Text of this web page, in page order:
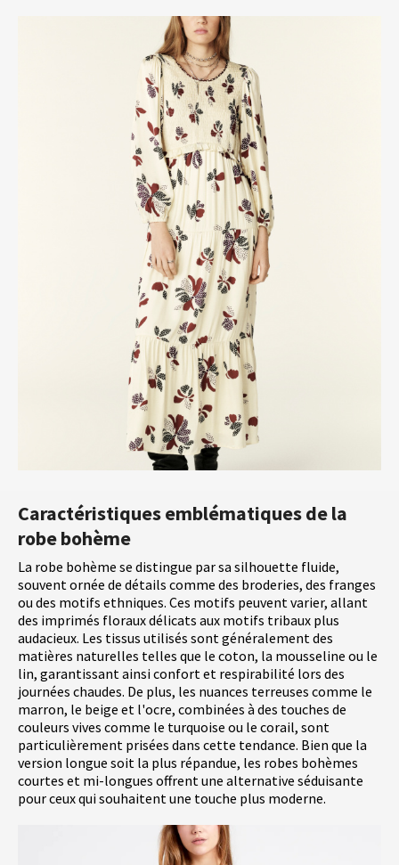
Caractéristiques emblématiques de la
robe bohème
La robe bohème se distingue par sa silhouette fluide,
souvent ornée de détails comme des broderies, des franges
ou des motifs ethniques. Ces motifs peuvent varier, allant
des imprimés floraux délicats aux motifs tribaux plus
audacieux. Les tissus utilisés sont généralement des
matières naturelles telles que le coton, la mousseline ou le
lin, garantissant ainsi confort et respirabilité lors des
journées chaudes. De plus, les nuances terreuses comme le
marron, le beige et l'ocre, combinées à des touches de
couleurs vives comme le turquoise ou le corail, sont
particulièrement prisées dans cette tendance. Bien que la
version longue soit la plus répandue, les robes bohèmes
courtes et mi-longues offrent une alternative séduisante
pour ceux qui souhaitent une touche plus moderne.